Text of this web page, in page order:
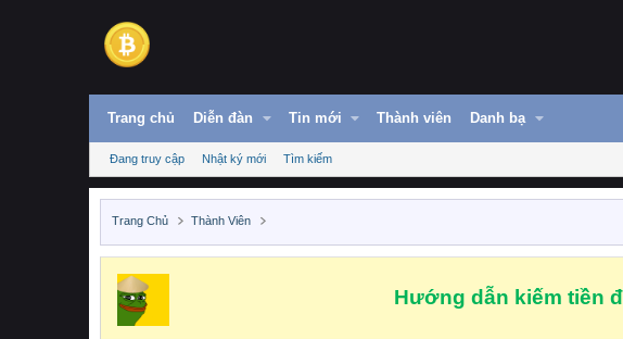
Trang chủ Diễn đàn Tin mới Thành viên Danh bạ
Đang truy cập Nhật ký mới Tìm kiếm
Trang Chủ Thành Viên
Hướng dẫn kiếm tiền